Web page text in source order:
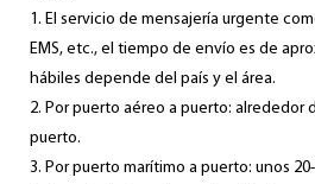
1. El servicio de mensajería urgente
EMS, etc., el tiempo de envío es de
hábiles depende del país y el área.
2. Por puerto aéreo a puerto: alrededor
puerto.
3. Por puerto marítimo a puerto: unos